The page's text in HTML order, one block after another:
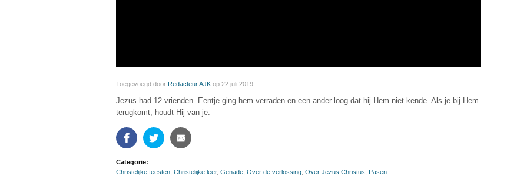
Toegevoegd door Redacteur AJK op 22 juli 2019
Jezus had 12 vrienden. Eentje ging hem verraden en een ander loog dat hij Hem niet kende. Als je bij Hem
terugkomt, houdt Hij van je.
FacebookTwitter
Categorie:
Christelijke feesten Christelijke leer, Genade Over de verlossing Over Jezus Christus Pasen